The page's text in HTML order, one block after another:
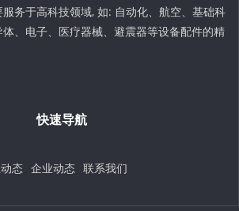
务于高科技领域, 如: 自动化、航空、基础科
、电子、医疗器械、避震器等设备配件的精
快速导航
态 企业动态 联系我们